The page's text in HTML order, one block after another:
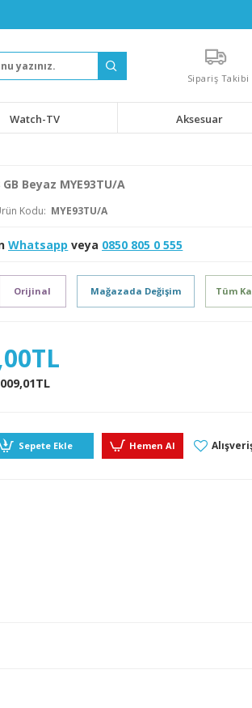
Sipariş Takibi
Watch-TV Aksesuar
Beyaz MYE93TU/A
Kodu: MYE93TU/A
Whatsapp veya 0850 805 0 555
Orijinal Mağazada Değişim Tüm
Sepete Ekle Hemen Al